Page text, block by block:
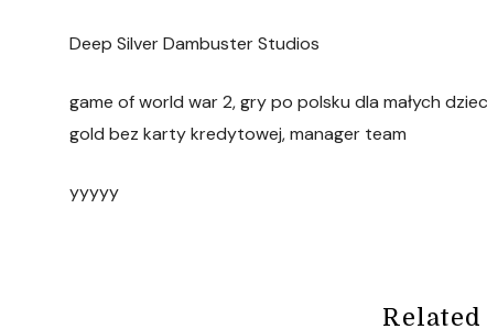
Deep Silver Dambuster Studios
game of world war 2, gry po polsku dla małych
gold bez karty kredytowej, manager team
yyyyy